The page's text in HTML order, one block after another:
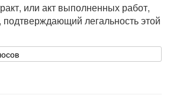
или акт выполненных работ,
легальность этой